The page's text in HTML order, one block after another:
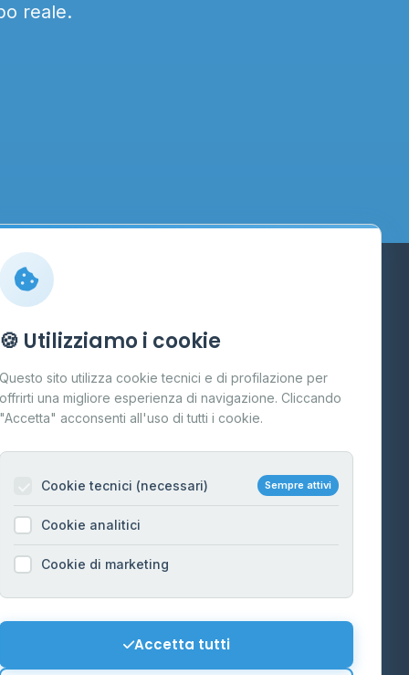
reale.
Alto
Contatti
Per gestori
Informazioni legali
Privacy Policy
Cookie Policy
Mappa del sito
Contattaci
🍪 Utilizziamo i cookie
Questo sito utilizza cookie tecnici e di profilazione per
offrirti una migliore esperienza di navigazione. Cliccando
"Accetta" acconsenti all'uso di tutti i cookie.
Cookie tecnici (necessari) Sempre attivi
Cookie analitici
Cookie di marketing
Accetta tutti